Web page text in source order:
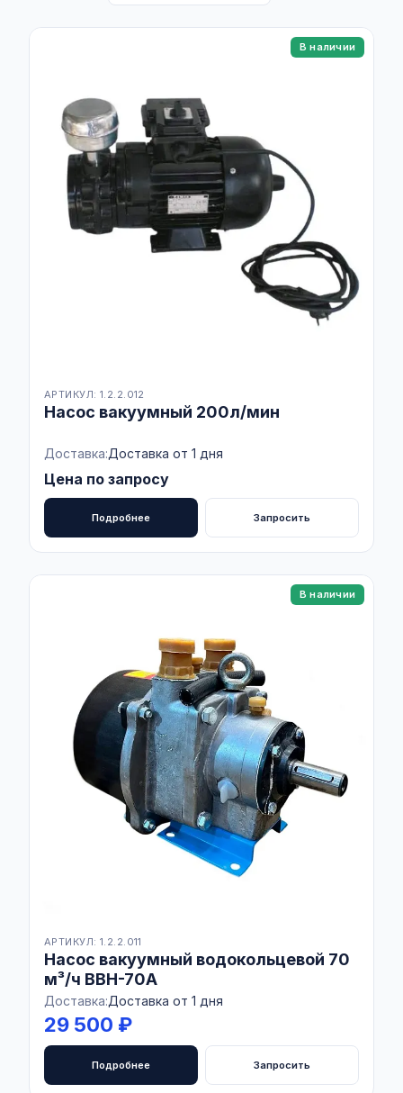
В наличии
АРТИКУЛ: 1.2.2.012
Насос вакуумный 200л/мин
Доставка:Доставка от 1 дня
Цена по запросу
Подробнее Запросить
В наличии
АРТИКУЛ: 1.2.2.011
Насос вакуумный водокольцевой 70
м³/ч ВВН-70А
Доставка:Доставка от 1 дня
29 500 ₽
Подробнее Запросить